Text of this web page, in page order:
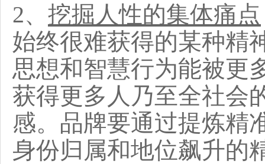
2、 挖掘人性的集体痛点
始终很难获得的某种精
思想和智慧行为能被更
获得更多人乃至全社会
感。品牌要通过提炼精
身份归属和地位飙升的